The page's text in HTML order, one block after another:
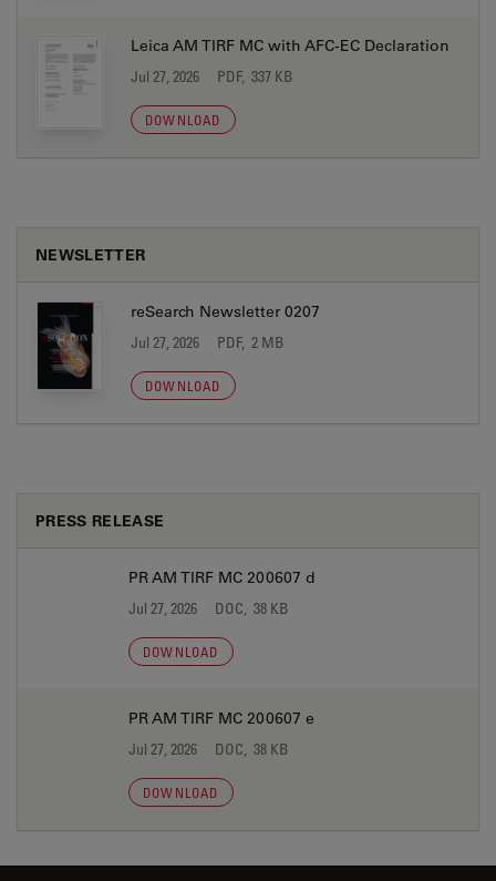
Leica AM TIRF MC with AFC-EC Declaration
Jul 27, 2026 PDF, 337 KB
DOWNLOAD
NEWSLETTER
reSearch Newsletter 0207
Jul 27, 2026 PDF, 2 MB
DOWNLOAD
PRESS RELEASE
PR AM TIRF MC 200607 d
Jul 27, 2026 DOC, 38 KB
DOWNLOAD
PR AM TIRF MC 200607 e
Jul 27, 2026 DOC, 38 KB
DOWNLOAD